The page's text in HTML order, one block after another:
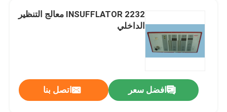
2232 INSUFFLATOR معالج التنظير
الداخلي
افضل سعر اتصل بنا